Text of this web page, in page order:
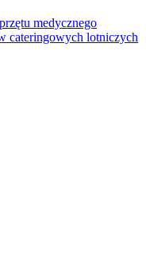
medycznego
cateringowych lotniczych